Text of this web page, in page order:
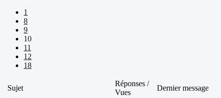
1
8
9
10
11
12
18
Sujet
Réponses /
Vues
Dernier message